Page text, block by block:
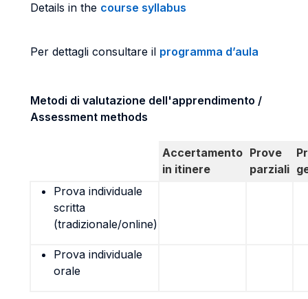
Details in the course syllabus
Per dettagli consultare il programma d’aula
Metodi di valutazione dell'apprendimento /
Assessment methods
Accertamento
in itinere
Prove
parziali
Prova individuale
scritta
(tradizionale/online)
Prova individuale
orale